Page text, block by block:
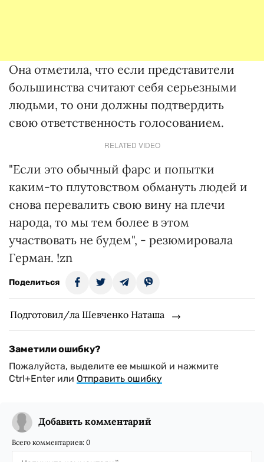
Она отметила, что если представители
большинства считают себя серьезными
людьми, то они должны подтвердить
свою ответственность голосованием.
RELATED VIDEO
"Если это обычный фарс и попытки
каким-то плутовством обмануть людей и
снова перевалить свою вину на плечи
народа, то мы тем более в этом
участвовать не будем", - резюмировала
Герман. !zn
Поделиться
Подготовил/ла Шевченко Наташа
Заметили ошибку?
Пожалуйста, выделите ее мышкой и нажмите
Ctrl+Enter или Отправить ошибку
Добавить комментарий
Всего комментариев: 0